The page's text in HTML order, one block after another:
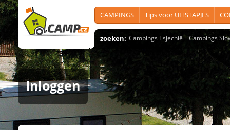
CAMPINGS Tips voor UITSTAPJES
zoeken: Campings Tsjechië Campings
Inloggen